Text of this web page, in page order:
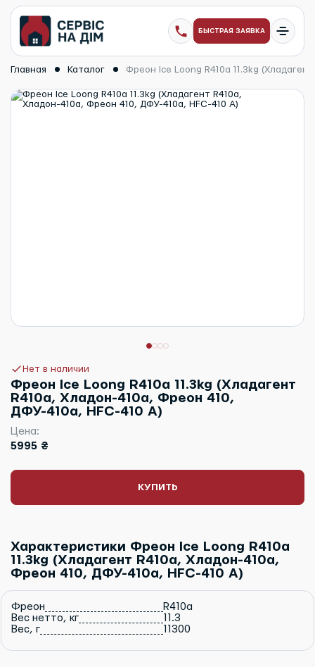
БЫСТРАЯ ЗАЯВКА
Главная Каталог Фреон Ice Loong R410a 11.3kg
Нет в наличии
Фреон Ice Loong R410a 11.3kg (Хладагент
R410a, Хладон-410a, Фреон 410,
ДФУ-410a, HFC-410 А)
Цена:
5995 ₴
КУПИТЬ
Характеристики Фреон Ice Loong R410a
11.3kg (Хладагент R410a, Хладон-410a,
Фреон 410, ДФУ-410a, HFC-410 А)
Фреон
R410a
Вес нетто, кг
11.3
Вес, г
11300